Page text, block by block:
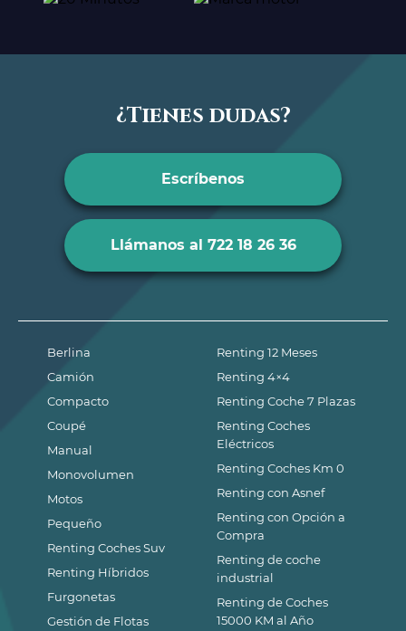
¿Tienes dudas?
Escríbenos
Llámanos al 722 18 26 36
Berlina
Camión
Compacto
Coupé
Manual
Monovolumen
Motos
Pequeño
Renting Coches Suv
Renting Híbridos
Furgonetas
Gestión de Flotas
Renting 12 Meses
Renting 4×4
Renting Coche 7 Plazas
Renting Coches
Eléctricos
Renting Coches Km 0
Renting con Asnef
Renting con Opción a
Compra
Renting de coche
industrial
Renting de Coches
15000 KM al Año